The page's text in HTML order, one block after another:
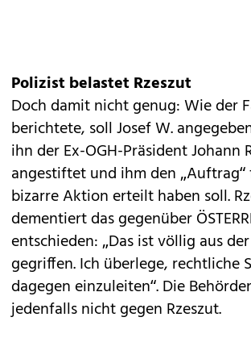
Polizist belastet Rzeszut
Doch damit nicht genug: Wie der
berichtete, soll Josef W.
ihn der Ex-OGH-Präsident Johann
angestiftet und ihm den
bizarre Aktion erteilt haben soll.
dementiert das gegenüber
entschieden: „Das ist völlig aus
gegriffen. Ich überlege, rechtliche
dagegen einzuleiten“. Die
jedenfalls nicht gegen Rzeszut.